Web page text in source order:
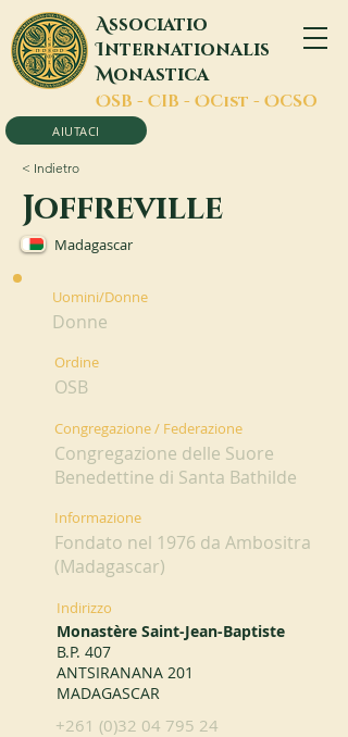
Associatio
Internationalis
Monastica
OSB - CIB - OCist - OCSO
AIUTACI
< Indietro
Joffreville
Madagascar
Uomini/Donne
Donne
Ordine
OSB
Congregazione / Federazione
Congregazione delle Suore
Benedettine di Santa Bathilde
Informazione
Fondato nel 1976 da Ambositra
(Madagascar)
Indirizzo
Monastère Saint-Jean-Baptiste
B.P. 407
ANTSIRANANA 201
MADAGASCAR
+261 (0)32 04 795 24